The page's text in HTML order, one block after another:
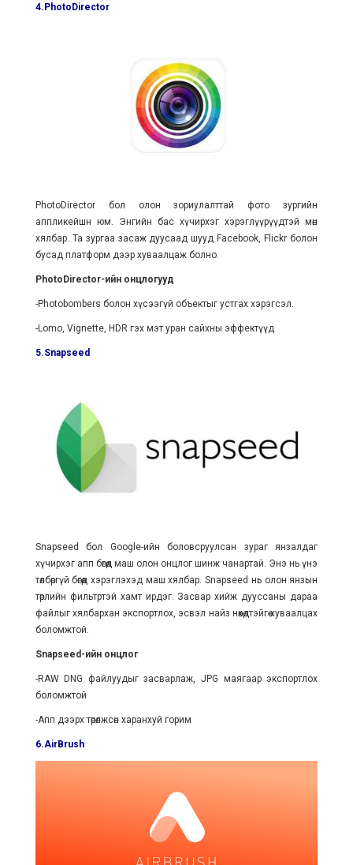
4.PhotoDirector
PhotoDirector бол олон зориулалттай фото зургийн
аппликейшн юм. Энгийн бас хүчирхэг хэрэглүүрүүдтэй мөн
хялбар. Та зургаа засаж дуусаад шууд Facebook, Flickr болон
бусад платформ дээр хуваалцаж болно.
PhotoDirector-ийн онцлогууд
-Photobombers болон хүсээгүй объектыг устгах хэрэгсэл.
-Lomo, Vignette, HDR гэх мэт уран сайхны эффектүүд
5.Snapseed
Snapseed бол Google-ийн боловсруулсан зураг янзалдаг
хүчирхэг апп бөгөөд маш олон онцлог шинж чанартай. Энэ нь үнэ
төлбөргүй бөгөөд хэрэглэхэд маш хялбар. Snapseed нь олон янзын
төрлийн фильтртэй хамт ирдэг. Засвар хийж дууссаны дараа
файлыг хялбархан экспортлох, эсвэл найз нөхөдтэйгөө хуваалцах
боломжтой.
Snapseed-ийн онцлог
-RAW DNG файлуудыг засварлаж, JPG маягаар экспортлох
боломжтой
-Апп дээрх төрөлжсөн харанхуй горим
6.AirBrush